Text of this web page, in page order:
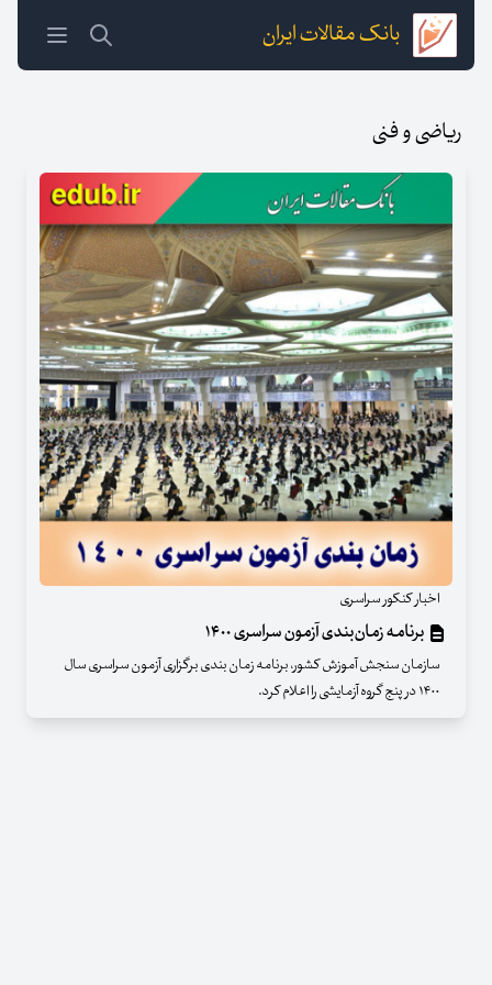
بانک مقالات ایران
ریاضی و فنی
اخبار کنکور سراسری
برنامه‌ زمان‌بندی آزمون سراسری ۱۴۰۰
سازمان سنجش آموزش کشور، برنامه زمان بندی برگزاری آزمون سراسری سال
۱۴۰۰ در پنج گروه آزمایشی را اعلام کرد.